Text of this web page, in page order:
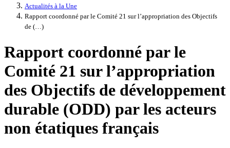
Actualités à la Une
Rapport coordonné par le Comité 21 sur l’appropriation des Objectifs
de (…)
Rapport coordonné par le
Comité 21 sur l’appropriation
des Objectifs de développement
durable (ODD) par les acteurs
non étatiques français